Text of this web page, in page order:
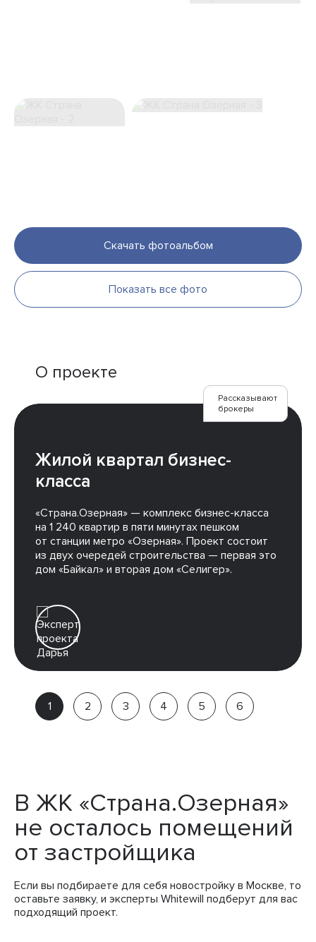
Скачать фотоальбом
Показать все фото
О проекте
Рассказывают
брокеры
Жилой квартал бизнес-
класса
«Страна.Озерная» — комплекс бизнес-класса
на 1 240 квартир в пяти минутах пешком
от станции метро «Озерная». Проект состоит
из двух очередей строительства — первая это
дом «Байкал» и вторая дом «Селигер».
Партнёр
компании
В ЖК «Страна.Озерная»
не осталось помещений
от застройщика
Если вы подбираете для себя новостройку в Москве, то
оставьте заявку, и эксперты Whitewill подберут для вас
подходящий проект.